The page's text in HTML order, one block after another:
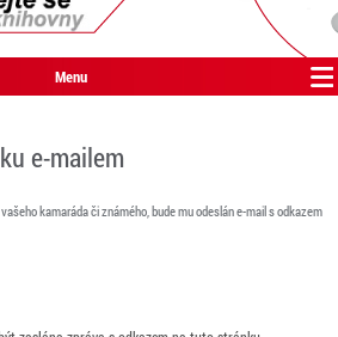
Menu
e-mailem
kamaráda či známého, bude mu odeslán e-mail s odkazem